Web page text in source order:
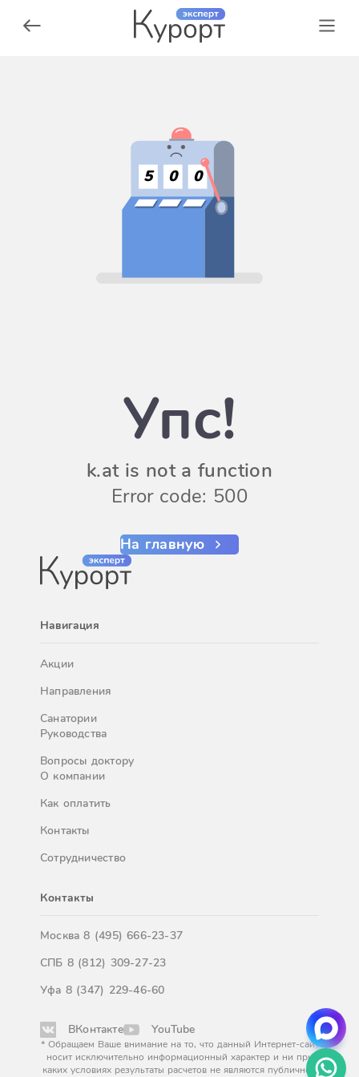
5 0 0
Упс!
k.at is not a function
Error code: 500
На главную
Навигация
Акции
Направления
Санатории
Руководства
Вопросы доктору
О компании
Как оплатить
Контакты
Сотрудничество
Контакты
Москва8 (495) 666-23-37
СПБ 8 (812) 309-27-23
Уфа 8 (347) 229-46-60
ВКонтакте YouTube
* Обращаем Ваше внимание на то, что данный Интернет-сайт
носит исключительно информационный характер и ни при
каких условиях результаты расчетов не являются публичной